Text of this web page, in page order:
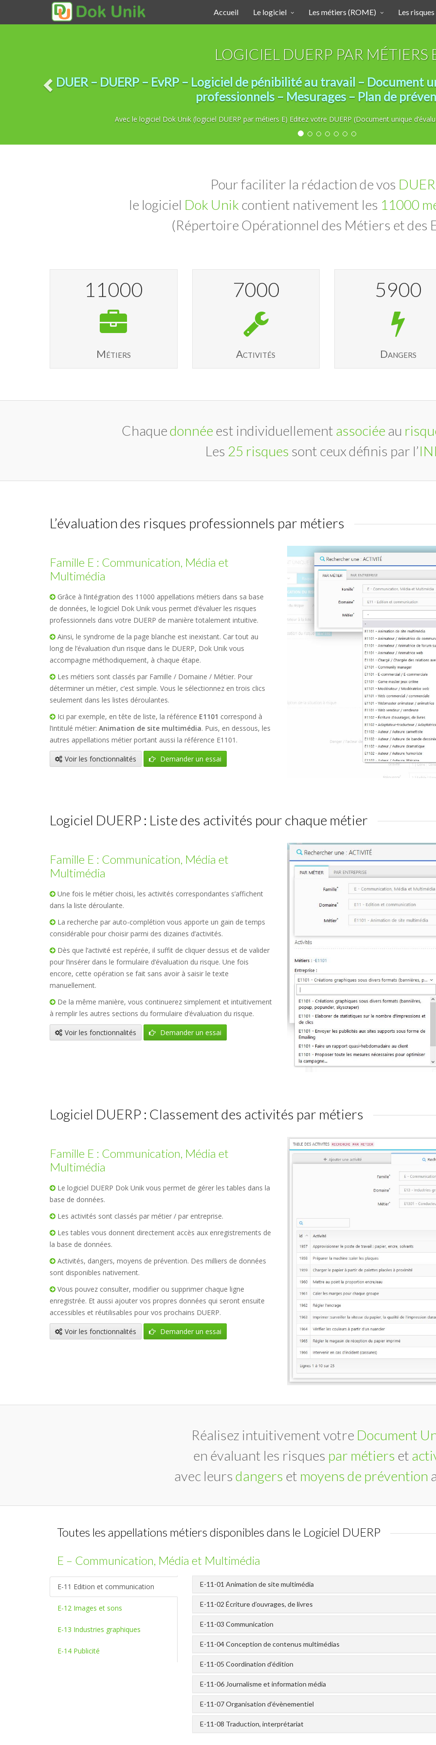
Accueil Le logiciel Les métiers (ROME) Les
LOGICIEL DUERP PAR MÉTIERS
DUER – DUERP – EvRP – Logiciel de pénibilité au travail – Document
professionnels – Mesurages – Plan de
Avec le logiciel Dok Unik (logiciel DUERP par métiers E) Editez votre DUERP (Document unique
Pour faciliter la rédaction de vos
le logiciel Dok Unik contient nativement les 11000
(Répertoire Opérationnel des Métiers et des
11000
Métiers
7000
Activités
5900
Dangers
Chaquedonnée est individuellement associée au
Les 25 risques sont ceux définis par l’
L’évaluation des risques professionnels par métiers
Famille E : Communication, Média et
Multimédia
Grâce à l’intégration des 11000 appellations métiers dans sa base
de données, le logiciel Dok Unik vous permet d’évaluer les risques
professionnels dans votre DUERP de manière totalement intuitive.
Ainsi, le syndrome de la page blanche est inexistant. Car tout au
long de l’évaluation d’un risque dans le DUERP, Dok Unik vous
accompagne méthodiquement, à chaque étape.
Les métiers sont classés par Famille / Domaine / Métier. Pour
déterminer un métier, c’est simple. Vous le sélectionnez en trois clics
seulement dans les listes déroulantes.
Ici par exemple, en tête de liste, la référence E1101 correspond à
l’intitulé métier: Animation de site multimédia. Puis, en dessous, les
autres appellations métier portant aussi la référence E1101.
Voir les fonctionnalités Demander un essai
Logiciel DUERP : Liste des activités pour chaque métier
Famille E : Communication, Média et
Multimédia
Une fois le métier choisi, les activités correspondantes s’affichent
dans la liste déroulante.
La recherche par auto-complétion vous apporte un gain de temps
considérable pour choisir parmi des dizaines d’activités.
Dès que l’activité est repérée, il suffit de cliquer dessus et de valider
pour l’insérer dans le formulaire d’évaluation du risque. Une fois
encore, cette opération se fait sans avoir à saisir le texte
manuellement.
De la même manière, vous continuerez simplement et intuitivement
à remplir les autres sections du formulaire d’évaluation du risque.
Voir les fonctionnalités Demander un essai
Logiciel DUERP : Classement des activités par métiers
Famille E : Communication, Média et
Multimédia
Le logiciel DUERP Dok Unik vous permet de gérer les tables dans la
base de données.
Les activités sont classés par métier / par entreprise.
Les tables vous donnent directement accès aux enregistrements de
la base de données.
Activités, dangers, moyens de prévention. Des milliers de données
sont disponibles nativement.
Vous pouvez consulter, modifier ou supprimer chaque ligne
enregistrée. Et aussi ajouter vos propres données qui seront ensuite
accessibles et réutilisables pour vos prochains DUERP.
Voir les fonctionnalités Demander un essai
Réalisez intuitivement votre Document
en évaluant les risques par métiers et
avec leurs dangers et moyens de prévention
Toutes les appellations métiers disponibles dans le Logiciel DUERP
E – Communication, Média et Multimédia
E-11 Edition et communication
E-12 Images et sons
E-13 Industries graphiques
E-14 Publicité
E-11-01 Animation de site multimédia
E-11-02 Écriture d’ouvrages, de livres
E-11-03 Communication
E-11-04 Conception de contenus multimédias
E-11-05 Coordination d’édition
E-11-06 Journalisme et information média
E-11-07 Organisation d’évènementiel
E-11-08 Traduction, interprétariat